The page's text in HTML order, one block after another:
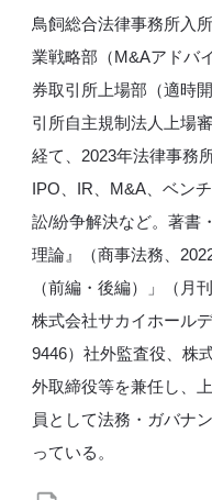
鳥飼総合法律事務所入
業戦略部（M&Aアドバ
券取引所上場部（適時
引所自主規制法人上場
経て、2023年法律事務
IPO、IR、M&A、ベン
訟/紛争解決など。著書
理論』（商事法務、
（前編・後編）」（月
株式会社サカイホール
9446）社外監査役、株
外取締役等を兼任し、
員として法務・ガバナ
っている。